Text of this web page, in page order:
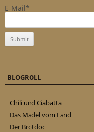
E-Mail*
BLOGROLL
Chili und Ciabatta
Das Mädel vom Land
Der Brotdoc